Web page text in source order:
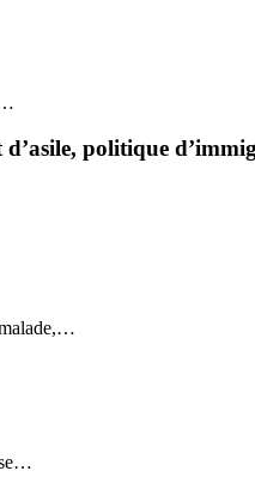
d’asile, politique
malade,…